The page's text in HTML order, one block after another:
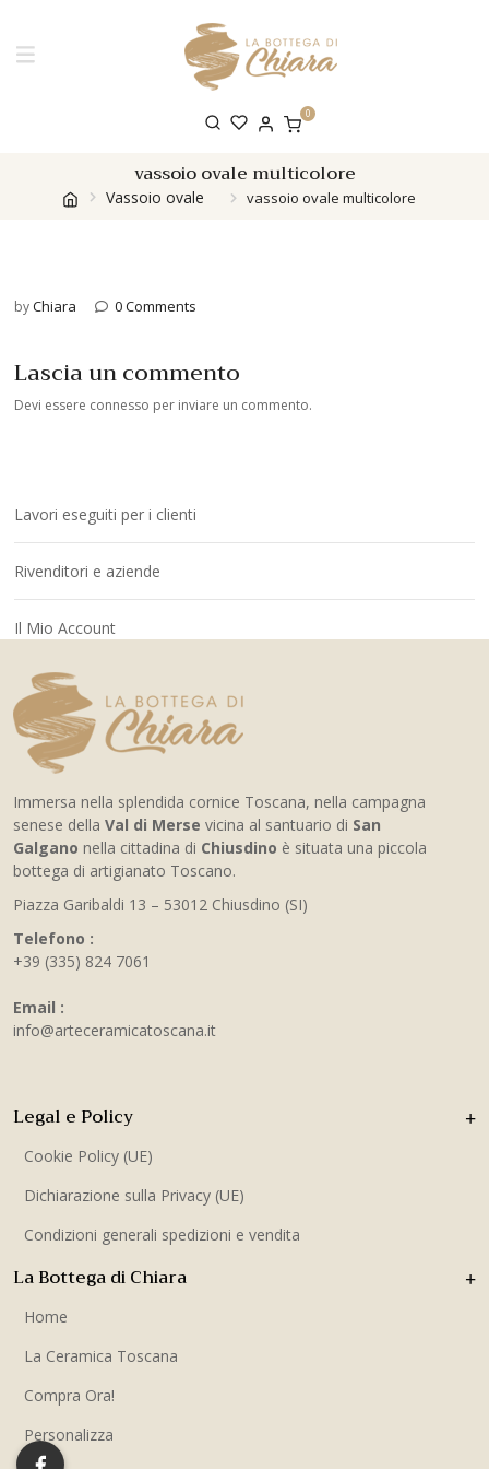
0
vassoio ovale multicolore
Vassoio ovale vassoio ovale multicolore
byChiara 0 Comments
Lascia un commento
Devi essere connesso per inviare un commento.
Lavori eseguiti per i clienti
Rivenditori e aziende
Il Mio Account
Immersa nella splendida cornice Toscana, nella campagna
senese della Val di Merse vicina al santuario di San
Galgano nella cittadina di Chiusdino è situata una piccola
bottega di artigianato Toscano.
Piazza Garibaldi 13 – 53012 Chiusdino (SI)
Telefono :
+39 (335) 824 7061
Email :
info@arteceramicatoscana.it
La Bottega di Chiara
Home
La Ceramica Toscana
Compra Ora!
Personalizza
Legal e Policy
Cookie Policy (UE)
Dichiarazione sulla Privacy (UE)
Condizioni generali spedizioni e vendita